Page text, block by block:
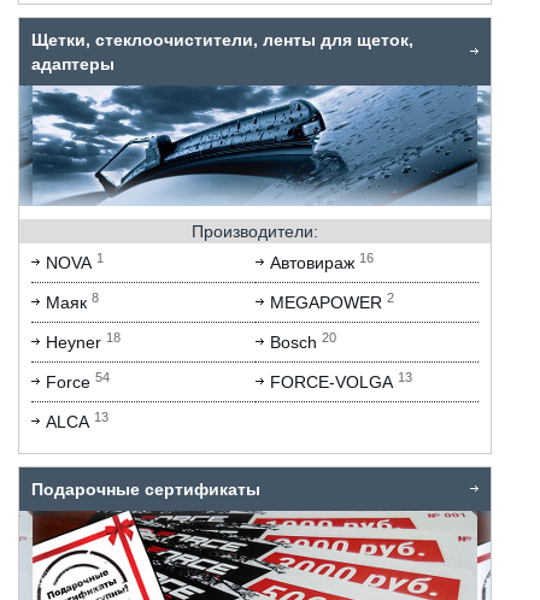
Щетки, стеклоочистители, ленты для щеток,
адаптеры
Производители:
NOVA 1 Автовираж 16
Маяк 8 MEGAPOWER 2
Heyner 18 Bosch 20
Force 54 FORCE-VOLGA 13
ALCA 13
Подарочные сертификаты